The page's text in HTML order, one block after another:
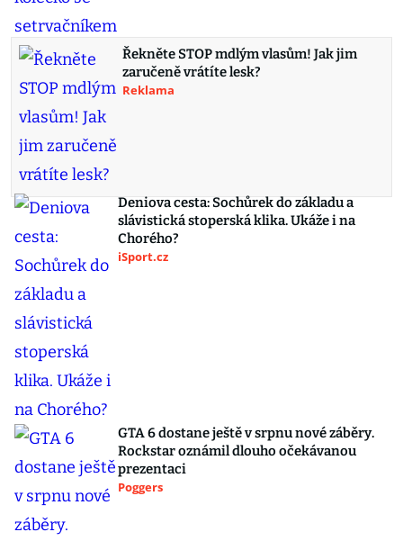
Řekněte STOP mdlým vlasům! Jak jim
zaručeně vrátíte lesk?
Reklama
Deniova cesta: Sochůrek do základu a
slávistická stoperská klika. Ukáže i na
Chorého?
iSport.cz
GTA 6 dostane ještě v srpnu nové záběry.
Rockstar oznámil dlouho očekávanou
prezentaci
Poggers